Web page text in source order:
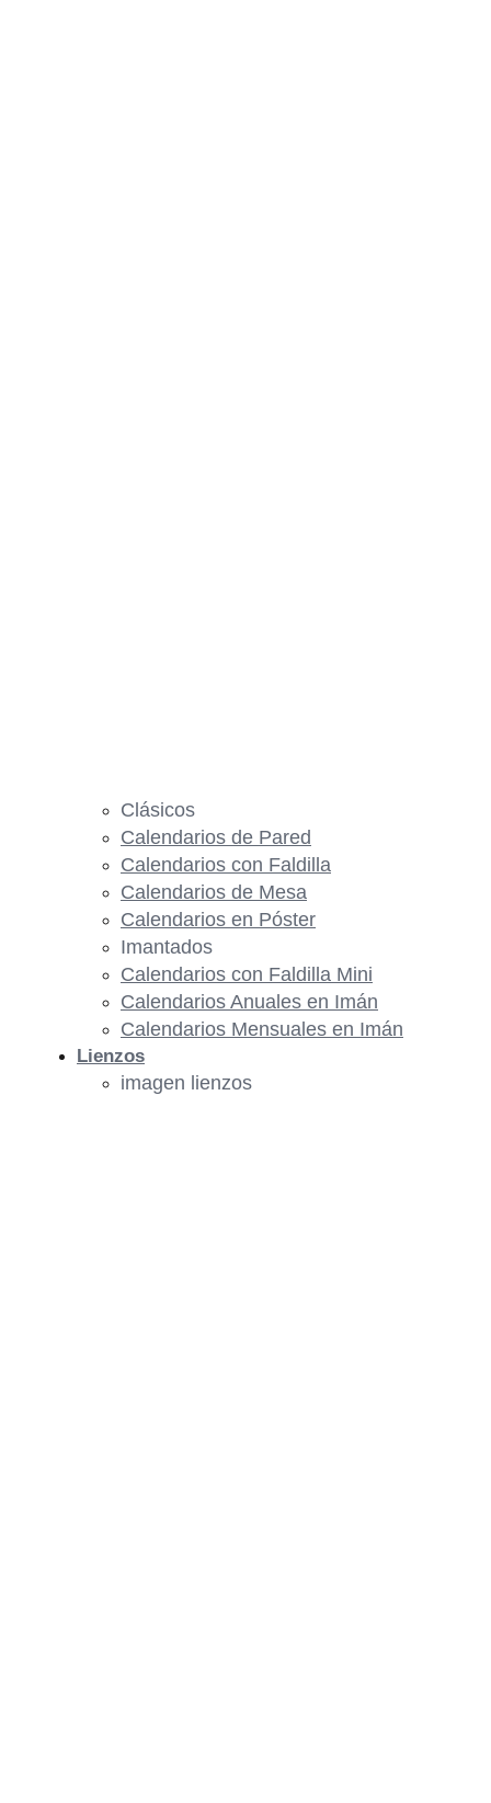
Clásicos
Calendarios de Pared
Calendarios con Faldilla
Calendarios de Mesa
Calendarios en Póster
Imantados
Calendarios con Faldilla Mini
Calendarios Anuales en Imán
Calendarios Mensuales en Imán
Lienzos
imagen lienzos